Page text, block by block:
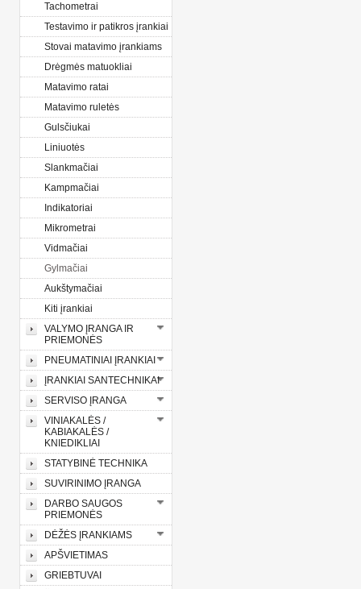
Tachometrai
Testavimo ir patikros įrankiai
Stovai matavimo įrankiams
Drėgmės matuokliai
Matavimo ratai
Matavimo ruletės
Gulsčiukai
Liniuotės
Slankmačiai
Kampmačiai
Indikatoriai
Mikrometrai
Vidmačiai
Gylmačiai
Aukštymačiai
Kiti įrankiai
VALYMO ĮRANGA IR
PRIEMONĖS
PNEUMATINIAI ĮRANKIAI
ĮRANKIAI SANTECHNIKAI
SERVISO ĮRANGA
VINIAKALĖS /
KABIAKALĖS /
KNIEDIKLIAI
STATYBINĖ TECHNIKA
SUVIRINIMO ĮRANGA
DARBO SAUGOS
PRIEMONĖS
DĖŽĖS ĮRANKIAMS
APŠVIETIMAS
GRIEBTUVAI